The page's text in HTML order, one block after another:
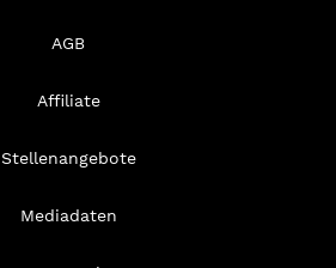
AGB
Affiliate
Stellenangebote
Mediadaten